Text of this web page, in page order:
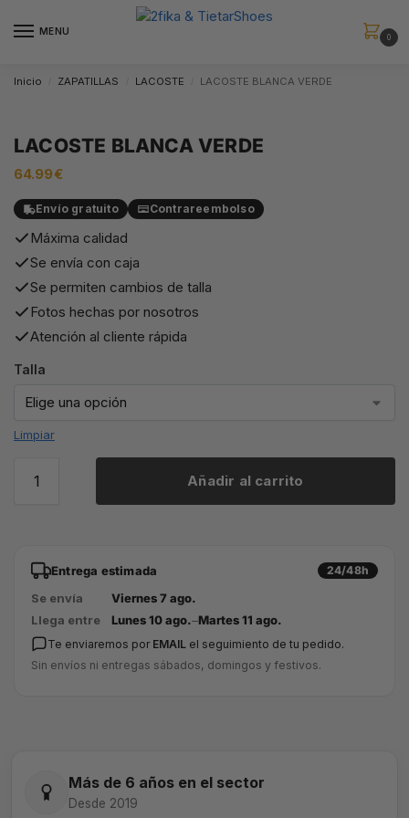
MENU
0
Inicio ZAPATILLAS LACOSTE LACOSTE BLANCA VERDE
LACOSTE BLANCA VERDE
64.99€
Envío gratuito Contrareembolso
Máxima calidad
Se envía con caja
Se permiten cambios de talla
Fotos hechas por nosotros
Atención al cliente rápida
Talla
Limpiar
Añadir al carrito
Entrega estimada 24/48h
Se envía
Viernes 7 ago.
Llega entre
Lunes 10 ago.–Martes 11 ago.
Te enviaremos por EMAIL el seguimiento de tu pedido.
Sin envíos ni entregas sábados, domingos y festivos.
Más de 6 años en el sector
Desde 2019